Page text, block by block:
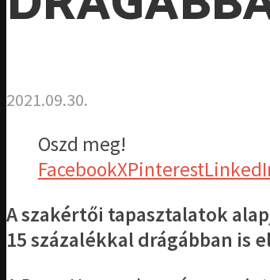
2021.09.30.
Oszd meg!
FacebookXPinterest
A szakértői tapasztalatok
15 százalékkal drágábban is